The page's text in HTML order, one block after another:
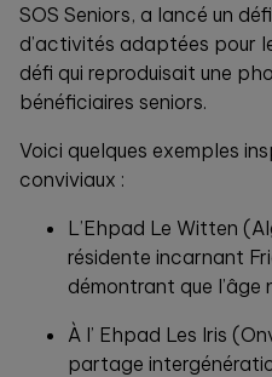
SOS Seniors, a lancé un
d’activités adaptées pour
défi qui reproduisait une
bénéficiaires seniors.
Voici quelques exemples
conviviaux :
L’Ehpad Le Witten
résidente incarnant
démontrant que l’âge
À l’ Ehpad Les Iris
partage